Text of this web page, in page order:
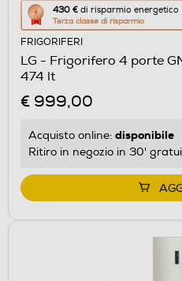
430 € di risparmio energetico
Terza classe di risparmio
Questa
azione
aprirà
il
Calcolatore
di
energetico
di
Youreko.
FRIGORIFERI
LG - Frigorifero 4 porte
474 lt
€ 999,00
Acquisto online: disponibile
Ritiro in negozio in 30'